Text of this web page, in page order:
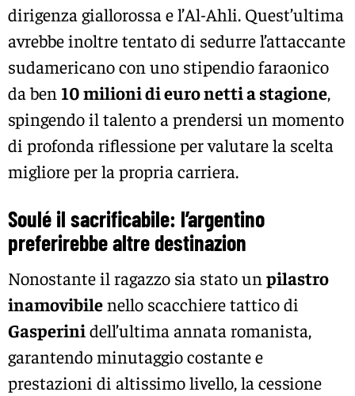
dirigenza giallorossa e l’Al-Ahli. Quest’ultima
avrebbe inoltre tentato di sedurre l’attaccante
sudamericano con uno stipendio faraonico
da ben 10 milioni di euro netti a stagione,
spingendo il talento a prendersi un momento
di profonda riflessione per valutare la scelta
migliore per la propria carriera.
Soulé il sacrificabile: l’argentino
preferirebbe altre destinazion
Nonostante il ragazzo sia stato un pilastro
inamovibilenello scacchiere tattico di
Gasperinidell’ultima annata romanista,
garantendo minutaggio costante e
prestazioni di altissimo livello, la cessione